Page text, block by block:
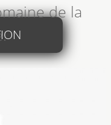
de la